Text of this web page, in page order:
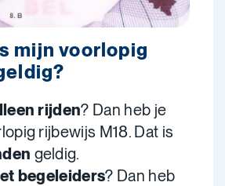
mijn voorlopig
rijden? Dan heb je
rijbewijs M18. Dat is
geldig.
begeleiders? Dan heb